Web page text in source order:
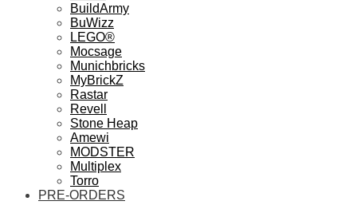
BuildArmy
BuWizz
LEGO®
Mocsage
Munichbricks
MyBrickZ
Rastar
Revell
Stone Heap
Amewi
MODSTER
Multiplex
Torro
PRE-ORDERS